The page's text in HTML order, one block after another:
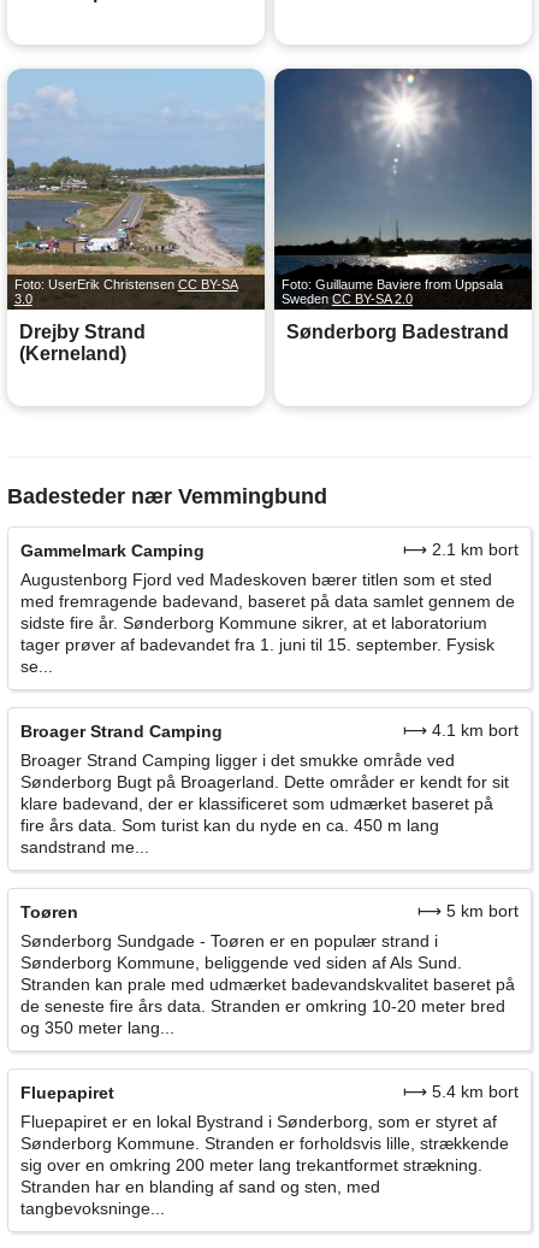
Foto: UserErik Christensen CC BY-SA
3.0
Drejby Strand
(Kerneland)
Foto: Guillaume Baviere from Uppsala
Sweden CC BY-SA 2.0
Sønderborg Badestrand
Badesteder nær Vemmingbund
Gammelmark Camping
⟼ 2.1 km bort
Augustenborg Fjord ved Madeskoven bærer titlen som et sted
med fremragende badevand, baseret på data samlet gennem de
sidste fire år. Sønderborg Kommune sikrer, at et laboratorium
tager prøver af badevandet fra 1. juni til 15. september. Fysisk
se...
Broager Strand Camping
⟼ 4.1 km bort
Broager Strand Camping ligger i det smukke område ved
Sønderborg Bugt på Broagerland. Dette områder er kendt for sit
klare badevand, der er klassificeret som udmærket baseret på
fire års data. Som turist kan du nyde en ca. 450 m lang
sandstrand me...
Toøren
⟼ 5 km bort
Sønderborg Sundgade - Toøren er en populær strand i
Sønderborg Kommune, beliggende ved siden af Als Sund.
Stranden kan prale med udmærket badevandskvalitet baseret på
de seneste fire års data. Stranden er omkring 10-20 meter bred
og 350 meter lang...
Fluepapiret
⟼ 5.4 km bort
Fluepapiret er en lokal Bystrand i Sønderborg, som er styret af
Sønderborg Kommune. Stranden er forholdsvis lille, strækkende
sig over en omkring 200 meter lang trekantformet strækning.
Stranden har en blanding af sand og sten, med
tangbevoksninge...